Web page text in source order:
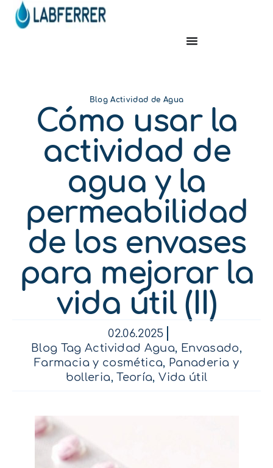
Blog Actividad de Agua
Cómo usar la
actividad de
agua y la
permeabilidad
de los envases
para mejorar la
vida útil (II)
02.06.2025
Blog Tag Actividad Agua, Envasado,
Farmacia y cosmética, Panaderia y
bolleria,Teoría,Vida útil